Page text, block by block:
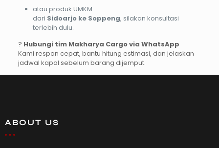
atau produk UMKM
dari Sidoarjo ke Soppeng, silakan konsultasi
terlebih dulu.
? Hubungi tim Makharya Cargo via WhatsApp
Kami respon cepat, bantu hitung estimasi, dan jelaskan
jadwal kapal sebelum barang dijemput.
ABOUT US